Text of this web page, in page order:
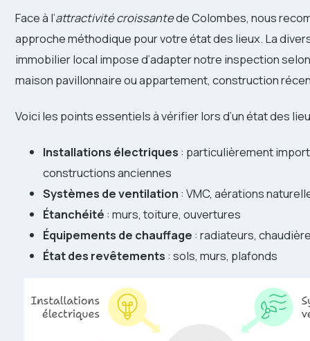
Face à l’attractivité croissantede Colombes, nous
approche méthodique pour votre état des lieux. La
immobilier local impose d’adapter notre inspection
maison pavillonnaire ou appartement, construction
Voici les points essentiels à vérifier lors d’un état des
Installations électriques : particulièrement
constructions anciennes
Systèmes de ventilation : VMC, aérations
Étanchéité : murs, toiture, ouvertures
Équipements de chauffage : radiateurs,
État des revêtements : sols, murs, plafonds